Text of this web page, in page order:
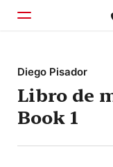
Startseite
Entdecken
Suchen
Diego Pisador
Libro de
Book 1